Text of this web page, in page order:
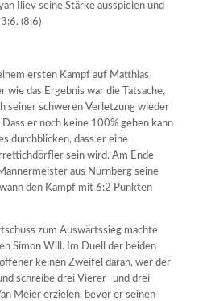
Iliev seine Stärke ausspielen und
(8:6)
ersten Kampf auf Matthias
wie das Ergebnis war die Tatsache,
seiner schweren Verletzung wieder
er noch keine 100% gehen kann
durchblicken, dass er eine
sein wird. Am Ende
aus Nürnberg seine
den Kampf mit 6:2 Punkten
zum Auswärtssieg machte
Simon Will. Im Duell der beiden
keinen Zweifel daran, wer der
schreibe drei Vierer- und drei
Meier erzielen, bevor er seinen